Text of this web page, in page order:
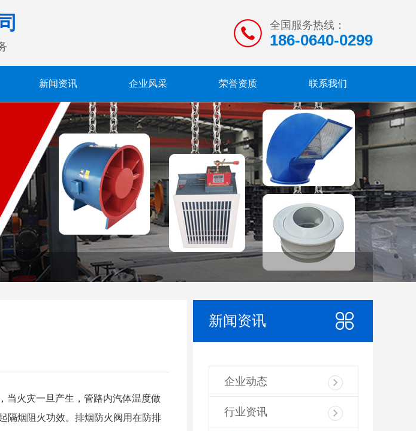
全国服务热线：
186-0640-0299
新闻资讯 企业风采 荣誉资质 联系我们
火灾一旦产生，管路内汽体温度做
隔烟阻火功效。排烟防火阀用在防排
新闻资讯
企业动态
行业资讯